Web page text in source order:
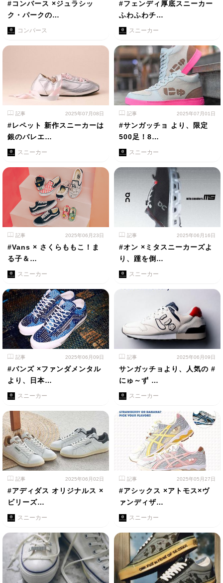
#コンバース ×ジュラシッ
ク・パークの…
コンバース
#フェンディ厚底スニーカー
ふわふわチ…
スニーカー
記事 2025年07月08日
#レペット 新作スニーカーは
銀のバレエ…
スニーカー
記事 2025年07月01日
#サンガッチョ より、限定
500足！8…
スニーカー
記事 2025年06月23日
#Vans × さくらももこ！ま
る子＆…
スニーカー
記事 2025年06月16日
#オン ×ミタスニーカーズよ
り、踵を倒…
スニーカー
記事 2025年06月09日
#バンズ ×ファンダメンタル
より、日本…
スニーカー
記事 2025年06月09日
サンガッチョより、人気の #
にゅ～ず …
スニーカー
記事 2025年06月02日
#アディダス オリジナルス ×
ビリーズ…
スニーカー
記事 2025年05月27日
#アシックス ×アトモス×ヴ
ァンディザ…
スニーカー